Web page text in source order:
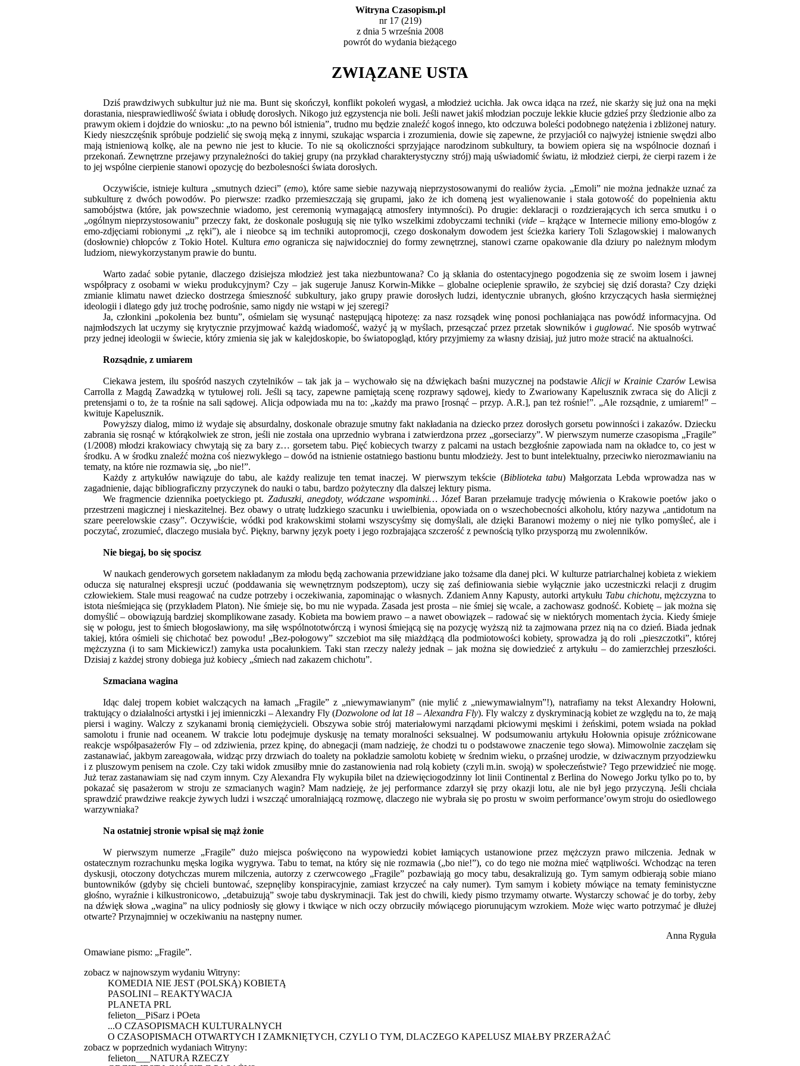
Witryna Czasopism.pl
nr 17 (219)
z dnia 5 września 2008
powrót do wydania bieżącego
ZWIĄZANE USTA
Dziś prawdziwych subkultur już nie ma. Bunt się skończył, konflikt pokoleń wygasł, a młodzież ucichła. Jak owca idąca na rzeź, nie skarży się już ona na męki
dorastania, niesprawiedliwość świata i obłudę dorosłych. Nikogo już egzystencja nie boli. Jeśli nawet jakiś młodzian poczuje lekkie kłucie gdzieś przy śledzionie albo za
prawym okiem i dojdzie do wniosku: „to na pewno ból istnienia”, trudno mu będzie znaleźć kogoś innego, kto odczuwa boleści podobnego natężenia i zbliżonej natury.
Kiedy nieszczęśnik spróbuje podzielić się swoją męką z innymi, szukając wsparcia i zrozumienia, dowie się zapewne, że przyjaciół co najwyżej istnienie swędzi albo
mają istnieniową kolkę, ale na pewno nie jest to kłucie. To nie są okoliczności sprzyjające narodzinom subkultury, ta bowiem opiera się na wspólnocie doznań i
przekonań. Zewnętrzne przejawy przynależności do takiej grupy (na przykład charakterystyczny strój) mają uświadomić światu, iż młodzież cierpi, że cierpi razem i że
to jej wspólne cierpienie stanowi opozycję do bezbolesności świata dorosłych.
Oczywiście, istnieje kultura „smutnych dzieci” (emo), które same siebie nazywają nieprzystosowanymi do realiów życia. „Emoli” nie można jednakże uznać za
subkulturę z dwóch powodów. Po pierwsze: rzadko przemieszczają się grupami, jako że ich domeną jest wyalienowanie i stała gotowość do popełnienia aktu
samobójstwa (które, jak powszechnie wiadomo, jest ceremonią wymagającą atmosfery intymności). Po drugie: deklaracji o rozdzierających ich serca smutku i o
„ogólnym nieprzystosowaniu” przeczy fakt, że doskonale posługują się nie tylko wszelkimi zdobyczami techniki (vide– krążące w Internecie miliony emo-blogów z
emo-zdjęciami robionymi „z ręki”), ale i nieobce są im techniki autopromocji, czego doskonałym dowodem jest ścieżka kariery Toli Szlagowskiej i malowanych
(dosłownie) chłopców z Tokio Hotel. Kultura emoogranicza się najwidoczniej do formy zewnętrznej, stanowi czarne opakowanie dla dziury po należnym młodym
ludziom, niewykorzystanym prawie do buntu.
Warto zadać sobie pytanie, dlaczego dzisiejsza młodzież jest taka niezbuntowana? Co ją skłania do ostentacyjnego pogodzenia się ze swoim losem i jawnej
współpracy z osobami w wieku produkcyjnym? Czy – jak sugeruje Janusz Korwin-Mikke – globalne ocieplenie sprawiło, że szybciej się dziś dorasta? Czy dzięki
zmianie klimatu nawet dziecko dostrzega śmieszność subkultury, jako grupy prawie dorosłych ludzi, identycznie ubranych, głośno krzyczących hasła siermiężnej
ideologii i dlatego gdy już trochę podrośnie, samo nigdy nie wstąpi w jej szeregi?
Ja, członkini „pokolenia bez buntu”, ośmielam się wysunąć następującą hipotezę: za nasz rozsądek winę ponosi pochłaniająca nas powódź informacyjna. Od
najmłodszych lat uczymy się krytycznie przyjmować każdą wiadomość, ważyć ją w myślach, przesączać przez przetak słowników iguglować. Nie sposób wytrwać
przy jednej ideologii w świecie, który zmienia się jak w kalejdoskopie, bo światopogląd, który przyjmiemy za własny dzisiaj, już jutro może stracić na aktualności.
Rozsądnie, z umiarem
Ciekawa jestem, ilu spośród naszych czytelników – tak jak ja – wychowało się na dźwiękach baśni muzycznej na podstawie Alicji w Krainie CzarówLewisa
Carrolla z Magdą Zawadzką w tytułowej roli. Jeśli są tacy, zapewne pamiętają scenę rozprawy sądowej, kiedy to Zwariowany Kapelusznik zwraca się do Alicji z
pretensjami o to, że ta rośnie na sali sądowej. Alicja odpowiada mu na to: „każdy ma prawo [rosnąć – przyp. A.R.], pan też rośnie!”. „Ale rozsądnie, z umiarem!” –
kwituje Kapelusznik.
Powyższy dialog, mimo iż wydaje się absurdalny, doskonale obrazuje smutny fakt nakładania na dziecko przez dorosłych gorsetu powinności i zakazów. Dziecku
zabrania się rosnąć w którąkolwiek ze stron, jeśli nie została ona uprzednio wybrana i zatwierdzona przez „gorseciarzy”. W pierwszym numerze czasopisma „Fragile”
(1/2008) młodzi krakowiacy chwytają się za bary z… gorsetem tabu. Pięć kobiecych twarzy z palcami na ustach bezgłośnie zapowiada nam na okładce to, co jest w
środku. A w środku znaleźć można coś niezwykłego – dowód na istnienie ostatniego bastionu buntu młodzieży. Jest to bunt intelektualny, przeciwko nierozmawianiu na
tematy, na które nie rozmawia się, „bo nie!”.
Każdy z artykułów nawiązuje do tabu, ale każdy realizuje ten temat inaczej. W pierwszym tekście (Biblioteka tabu) Małgorzata Lebda wprowadza nas w
zagadnienie, dając bibliograficzny przyczynek do nauki o tabu, bardzo pożyteczny dla dalszej lektury pisma.
We fragmencie dziennika poetyckiego pt. Zaduszki, anegdoty, wódczane wspominki… Józef Baran przełamuje tradycję mówienia o Krakowie poetów jako o
przestrzeni magicznej i nieskazitelnej. Bez obawy o utratę ludzkiego szacunku i uwielbienia, opowiada on o wszechobecności alkoholu, który nazywa „antidotum na
szare peerelowskie czasy”. Oczywiście, wódki pod krakowskimi stołami wszyscyśmy się domyślali, ale dzięki Baranowi możemy o niej nie tylko pomyśleć, ale i
poczytać, zrozumieć, dlaczego musiała być. Piękny, barwny język poety i jego rozbrajająca szczerość z pewnością tylko przysporzą mu zwolenników.
Nie biegaj, bo się spocisz
W naukach genderowych gorsetem nakładanym za młodu będą zachowania przewidziane jako tożsame dla danej płci. W kulturze patriarchalnej kobieta z wiekiem
oducza się naturalnej ekspresji uczuć (poddawania się wewnętrznym podszeptom), uczy się zaś definiowania siebie wyłącznie jako uczestniczki relacji z drugim
człowiekiem. Stale musi reagować na cudze potrzeby i oczekiwania, zapominając o własnych. Zdaniem Anny Kapusty, autorki artykułu Tabu chichotu, mężczyzna to
istota nieśmiejąca się (przykładem Platon). Nie śmieje się, bo mu nie wypada. Zasada jest prosta – nie śmiej się wcale, a zachowasz godność. Kobietę – jak można się
domyślić – obowiązują bardziej skomplikowane zasady. Kobieta ma bowiem prawo – a nawet obowiązek – radować się w niektórych momentach życia. Kiedy śmieje
się w połogu, jest to śmiech błogosławiony, ma siłę wspólnototwórczą i wynosi śmiejącą się na pozycję wyższą niż ta zajmowana przez nią na co dzień. Biada jednak
takiej, która ośmieli się chichotać bez powodu! „Bez-połogowy” szczebiot ma siłę miażdżącą dla podmiotowości kobiety, sprowadza ją do roli „pieszczotki”, której
mężczyzna (i to sam Mickiewicz!) zamyka usta pocałunkiem. Taki stan rzeczy należy jednak – jak można się dowiedzieć z artykułu – do zamierzchłej przeszłości.
Dzisiaj z każdej strony dobiega już kobiecy „śmiech nad zakazem chichotu”.
Szmaciana wagina
Idąc dalej tropem kobiet walczących na łamach „Fragile” z „niewymawianym” (nie mylić z „niewymawialnym”!), natrafiamy na tekst Alexandry Hołowni,
traktujący o działalności artystki i jej imienniczki – Alexandry Fly (Dozwolone od lat 18 – Alexandra Fly). Fly walczy z dyskryminacją kobiet ze względu na to, że mają
piersi i waginy. Walczy z szykanami bronią ciemiężycieli. Obszywa sobie strój materiałowymi narządami płciowymi męskimi i żeńskimi, potem wsiada na pokład
samolotu i frunie nad oceanem. W trakcie lotu podejmuje dyskusję na tematy moralności seksualnej. W podsumowaniu artykułu Hołownia opisuje zróżnicowane
reakcje współpasażerów Fly – od zdziwienia, przez kpinę, do abnegacji (mam nadzieję, że chodzi tu o podstawowe znaczenie tego słowa). Mimowolnie zaczęłam się
zastanawiać, jakbym zareagowała, widząc przy drzwiach do toalety na pokładzie samolotu kobietę w średnim wieku, o przaśnej urodzie, w dziwacznym przyodziewku
i z pluszowym penisem na czole. Czy taki widok zmusiłby mnie do zastanowienia nad rolą kobiety (czyli m.in. swoją) w społeczeństwie? Tego przewidzieć nie mogę.
Już teraz zastanawiam się nad czym innym. Czy Alexandra Fly wykupiła bilet na dziewięciogodzinny lot linii Continental z Berlina do Nowego Jorku tylko po to, by
pokazać się pasażerom w stroju ze szmacianych wagin? Mam nadzieję, że jej performance zdarzył się przy okazji lotu, ale nie był jego przyczyną. Jeśli chciała
sprawdzić prawdziwe reakcje żywych ludzi i wszcząć umoralniającą rozmowę, dlaczego nie wybrała się po prostu w swoim performance’owym stroju do osiedlowego
warzywniaka?
Na ostatniej stronie wpisał się mąż żonie
W pierwszym numerze „Fragile” dużo miejsca poświęcono na wypowiedzi kobiet łamiących ustanowione przez mężczyzn prawo milczenia. Jednak w
ostatecznym rozrachunku męska logika wygrywa. Tabu to temat, na który się nie rozmawia („bo nie!”), co do tego nie można mieć wątpliwości. Wchodząc na teren
dyskusji, otoczony dotychczas murem milczenia, autorzy z czerwcowego „Fragile” pozbawiają go mocy tabu, desakralizują go. Tym samym odbierają sobie miano
buntowników (gdyby się chcieli buntować, szepnęliby konspiracyjnie, zamiast krzyczeć na cały numer). Tym samym i kobiety mówiące na tematy feministyczne
głośno, wyraźnie i kilkustronicowo, „detabuizują” swoje tabu dyskryminacji. Tak jest do chwili, kiedy pismo trzymamy otwarte. Wystarczy schować je do torby, żeby
na dźwięk słowa „wagina” na ulicy podniosły się głowy i tkwiące w nich oczy obrzuciły mówiącego piorunującym wzrokiem. Może więc warto potrzymać je dłużej
otwarte? Przynajmniej w oczekiwaniu na następny numer.
Anna Ryguła
Omawiane pismo: „Fragile”.
zobacz w najnowszym wydaniu Witryny:
KOMEDIA NIE JEST (POLSKĄ) KOBIETĄ
PASOLINI – REAKTYWACJA
PLANETA PRL
felieton__PiSarz i POeta
...O CZASOPISMACH KULTURALNYCH
O CZASOPISMACH OTWARTYCH I ZAMKNIĘTYCH, CZYLI O TYM, DLACZEGO KAPELUSZ MIAŁBY PRZERAŻAĆ
zobacz w poprzednich wydaniach Witryny:
felieton___NATURA RZECZY